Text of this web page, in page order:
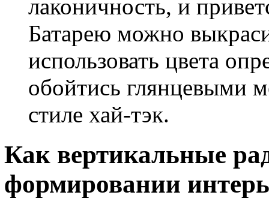
лаконичность, и
Батарею можно
использовать цвета
обойтись глянцевыми
стиле хай-тэк.
Как вертикальные
формировании